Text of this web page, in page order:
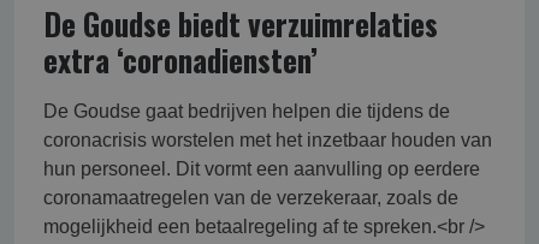
De Goudse biedt verzuimrelaties
extra ‘coronadiensten’
De Goudse gaat bedrijven helpen die tijdens de
coronacrisis worstelen met het inzetbaar houden van
hun personeel. Dit vormt een aanvulling op eerdere
coronamaatregelen van de verzekeraar, zoals de
mogelijkheid een betaalregeling af te spreken.<br />